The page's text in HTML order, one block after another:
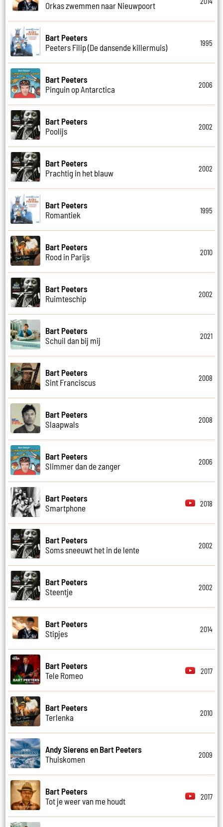
Orkas zwemmen naar Nieuwpoort
Bart Peeters
Peeters Filip (De dansende killermuis)
1995
Bart Peeters
Pinguin op Antarctica
2006
Bart Peeters
Poolijs
2002
Bart Peeters
Prachtig in het blauw
2002
Bart Peeters
Romantiek
1995
Bart Peeters
Rood in Parijs
2010
Bart Peeters
Ruimteschip
2002
Bart Peeters
Schuil dan bij mij
2021
Bart Peeters
Sint Franciscus
2008
Bart Peeters
Slaapwals
2008
Bart Peeters
Slimmer dan de zanger
2006
Bart Peeters
Smartphone
2018
Bart Peeters
Soms sneeuwt het in de lente
2002
Bart Peeters
Steentje
2002
Bart Peeters
Stipjes
2014
Bart Peeters
Tele Romeo
2017
Bart Peeters
Terlenka
2010
Andy Sierens en Bart Peeters
Thuiskomen
2009
Bart Peeters
Tot je weer van me houdt
2017